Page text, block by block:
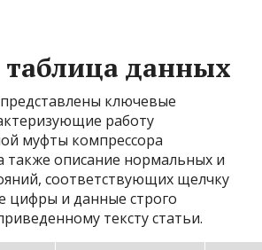
данных
ключевые
работу
муфты компрессора
также описание нормальных и
соответствующих щелчку
цифры и данные строго
тексту статьи.